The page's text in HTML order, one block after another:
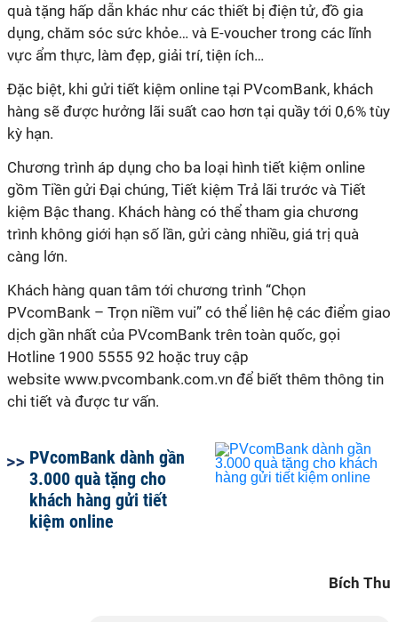
quà tặng hấp dẫn khác như các thiết bị điện tử, đồ gia
dụng, chăm sóc sức khỏe… và E-voucher trong các lĩnh
vực ẩm thực, làm đẹp, giải trí, tiện ích…
Đặc biệt, khi gửi tiết kiệm online tại PVcomBank, khách
hàng sẽ được hưởng lãi suất cao hơn tại quầy tới 0,6% tùy
kỳ hạn.
Chương trình áp dụng cho ba loại hình tiết kiệm online
gồm Tiền gửi Đại chúng, Tiết kiệm Trả lãi trước và Tiết
kiệm Bậc thang. Khách hàng có thể tham gia chương
trình không giới hạn số lần, gửi càng nhiều, giá trị quà
càng lớn.
Khách hàng quan tâm tới chương trình “Chọn
PVcomBank – Trọn niềm vui” có thể liên hệ các điểm giao
dịch gần nhất của PVcomBank trên toàn quốc, gọi
Hotline 1900 5555 92 hoặc truy cập
website www.pvcombank.com.vn để biết thêm thông tin
chi tiết và được tư vấn.
PVcomBank dành gần
3.000 quà tặng cho
khách hàng gửi tiết
kiệm online
Bích Thu